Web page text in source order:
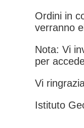
Ordini in
verranno
Nota: Vi
per
Vi
Istituto